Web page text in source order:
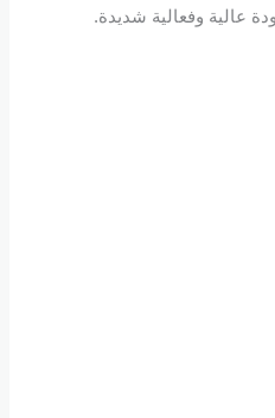
عالية وفعالية شديدة.